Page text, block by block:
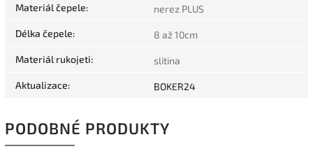
Materiál čepele: nerez PLUS
Délka čepele: 8 až 10cm
Materiál rukojeti: slitina
Aktualizace: BOKER24
PODOBNÉ PRODUKTY